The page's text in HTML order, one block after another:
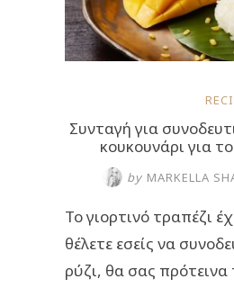
Συνταγή για
κουκουνάρι για
by MARKELLA
Το γιορτινό τραπέζι
θέλετε εσείς να
ρύζι, θα σας